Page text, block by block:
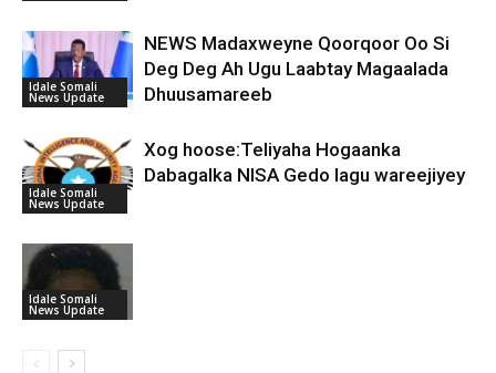
Idale Somali
News Update
NEWS Madaxweyne Qoorqoor Oo Si
Deg Deg Ah Ugu Laabtay Magaalada
Dhuusamareeb
Idale Somali
News Update
Xog hoose:Teliyaha Hogaanka
Dabagalka NISA Gedo lagu wareejiyey
Idale Somali
News Update